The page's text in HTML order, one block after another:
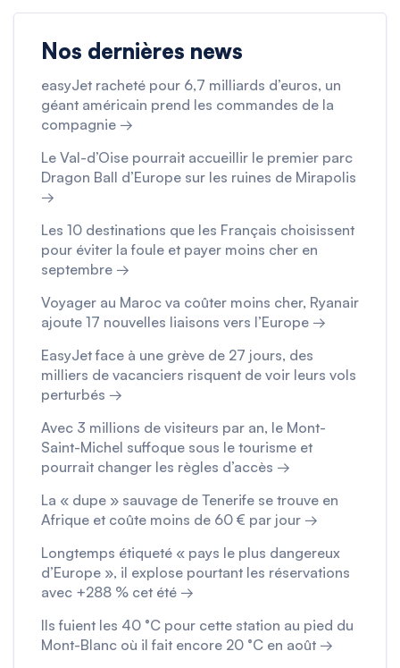
Nos dernières news
easyJet racheté pour 6,7 milliards d’euros, un
géant américain prend les commandes de la
compagnie →
Le Val-d’Oise pourrait accueillir le premier parc
Dragon Ball d’Europe sur les ruines de Mirapolis
→
Les 10 destinations que les Français choisissent
pour éviter la foule et payer moins cher en
septembre →
Voyager au Maroc va coûter moins cher, Ryanair
ajoute 17 nouvelles liaisons vers l’Europe →
EasyJet face à une grève de 27 jours, des
milliers de vacanciers risquent de voir leurs vols
perturbés →
Avec 3 millions de visiteurs par an, le Mont-
Saint-Michel suffoque sous le tourisme et
pourrait changer les règles d’accès →
La « dupe » sauvage de Tenerife se trouve en
Afrique et coûte moins de 60 € par jour →
Longtemps étiqueté « pays le plus dangereux
d’Europe », il explose pourtant les réservations
avec +288 % cet été →
Ils fuient les 40 °C pour cette station au pied du
Mont-Blanc où il fait encore 20 °C en août →